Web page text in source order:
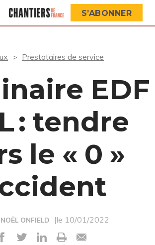
S’ABONNER
Prestataires de service
EDF
: tendre
le « 0 »
ONFIELD |le 10/01/2022